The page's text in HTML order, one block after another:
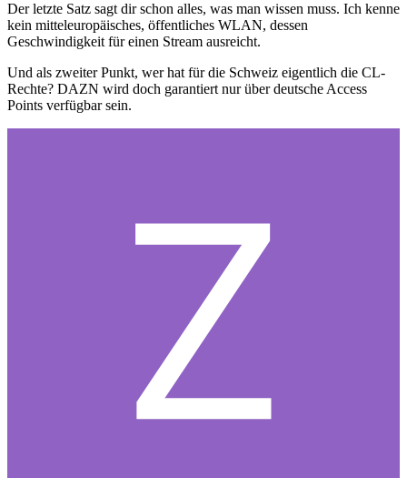
Der letzte Satz sagt dir schon alles, was man wissen muss. Ich kenne
kein mitteleuropäisches, öffentliches WLAN, dessen
Geschwindigkeit für einen Stream ausreicht.
Und als zweiter Punkt, wer hat für die Schweiz eigentlich die CL-
Rechte? DAZN wird doch garantiert nur über deutsche Access
Points verfügbar sein.